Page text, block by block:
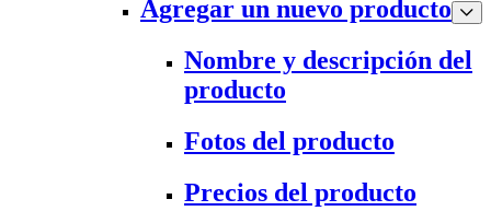
Agregar un nuevo producto
Nombre y descripción del
producto
Fotos del producto
Precios del producto